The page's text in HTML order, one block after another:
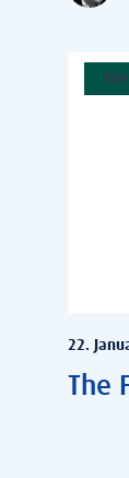
22.
The